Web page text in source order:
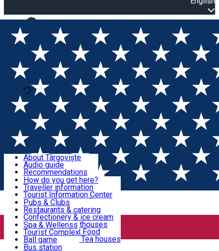
Open main menu
Loading
Sign In
Sign Up Free
Discover Târgoviște
Useful information!
Accommodation & Food
Activities
Transportation & Parking
About Târgoviște
Audio guide
Recommendations
Parks & Zoo
Church & monasteries
Art & culture
Event organizers
Legends and stories
Târgoviște in pictures
How do you get here?
Traveller information
Tourist Information Center
Useful information for locals
Community
Pubs & Clubs
Restaurants & catering
Confectionery & ice cream
Hotels and guesthouses
Pizzerias & Fast Food
Coffee places & Tea houses
Spa & Wellenss
Tourist Complex
Ball game
Swimming
Bus station